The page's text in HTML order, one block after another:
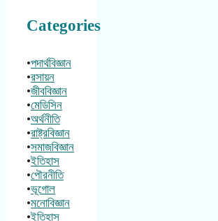
Categories
•পদার্থবিজ্ঞান
•রসায়ন
•জীববিজ্ঞান
•মেডিসিন
•অর্থনীতি
•রাষ্ট্রবিজ্ঞান
•সমাজবিজ্ঞান
•ইতিহাস
•পৌরনীতি
•ভূগোল
•মনোবিজ্ঞান
•ইতিহাস